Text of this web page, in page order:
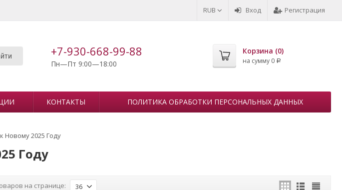
RUB Вход Регистрация
+7-930-668-99-88
Пн—Пт 9:00—18:00
Корзина (0)
на сумму 0 Р
КОНТАКТЫ ПОЛИТИКА ОБРАБОТКИ ПЕРСОНАЛЬНЫХ ДАННЫХ
Новому 2025 Году
Году
на странице: 36